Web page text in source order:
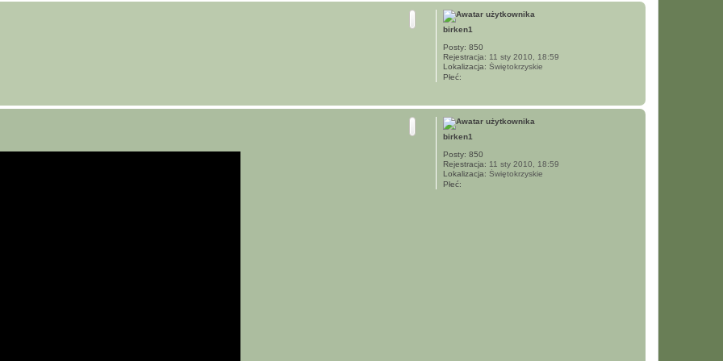
birken1
Posty: 850
Rejestracja: 11 sty 2010, 18:59
Lokalizacja: Świętokrzyskie
Płeć:
birken1
Posty: 850
Rejestracja: 11 sty 2010, 18:59
Lokalizacja: Świętokrzyskie
Płeć: